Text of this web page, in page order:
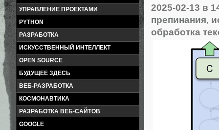
УПРАВЛЕНИЕ ПРОЕКТАМИ
PYTHON
РАЗРАБОТКА
ИСКУССТВЕННЫЙ ИНТЕЛЛЕКТ
OPEN SOURCE
БУДУЩЕЕ ЗДЕСЬ
ВЕБ-РАЗРАБОТКА
КОСМОНАВТИКА
РАЗРАБОТКА ВЕБ-САЙТОВ
GOOGLE
2025-02-13 в
препинания,
обработка